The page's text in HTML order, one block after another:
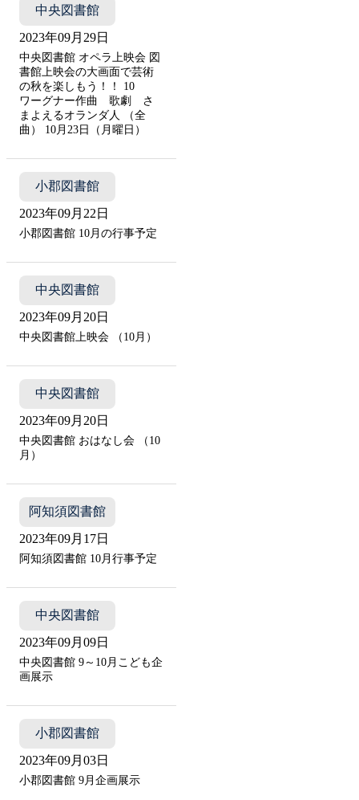
中央図書館
2023年09月29日
中央図書館 オペラ上映会 図
書館上映会の大画面で芸術
の秋を楽しもう！！ 10
ワーグナー作曲 歌劇 さ
まよえるオランダ人 （全
曲） 10月23日（月曜日）
小郡図書館
2023年09月22日
小郡図書館 10月の行事予定
中央図書館
2023年09月20日
中央図書館上映会 （10月）
中央図書館
2023年09月20日
中央図書館 おはなし会 （10
月）
阿知須図書館
2023年09月17日
阿知須図書館 10月行事予定
中央図書館
2023年09月09日
中央図書館 9～10月こども企
画展示
小郡図書館
2023年09月03日
小郡図書館 9月企画展示